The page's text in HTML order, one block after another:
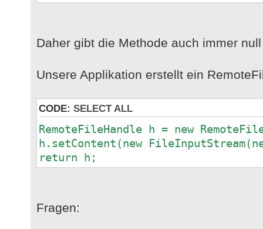
Daher gibt die Methode auch immer
Unsere Applikation erstellt ein
CODE: SELECT ALL
RemoteFileHandle h = new
h.setContent(new
return h;
Fragen: